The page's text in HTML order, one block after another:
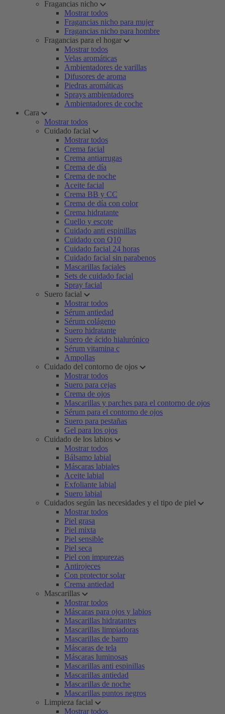
Fragancias nicho
Mostrar todos
Fragancias nicho para mujer
Fragancias nicho para hombre
Fragancias para el hogar
Mostrar todos
Velas aromáticas
Ambientadores de varillas
Difusores de aroma
Piedras aromáticas
Sprays ambientadores
Ambientadores de coche
Cara
Mostrar todos
Cuidado facial
Mostrar todos
Crema facial
Crema antiarrugas
Crema de día
Crema de noche
Aceite facial
Crema BB y CC
Crema de día con color
Crema hidratante
Cuello y escote
Cuidado anti espinillas
Cuidado con Q10
Cuidado facial 24 horas
Cuidado facial sin parabenos
Mascarillas faciales
Sets de cuidado facial
Spray facial
Suero facial
Mostrar todos
Sérum antiedad
Sérum colágeno
Suero hidratante
Suero de ácido hialurónico
Sérum vitamina c
Ampollas
Cuidado del contorno de ojos
Mostrar todos
Suero para cejas
Crema de ojos
Mascarillas y parches para el contorno de ojos
Sérum para el contorno de ojos
Suero para pestañas
Gel para los ojos
Cuidado de los labios
Mostrar todos
Bálsamo labial
Máscaras labiales
Aceite labial
Exfoliante labial
Suero labial
Cuidados según las necesidades y el tipo de piel
Mostrar todos
Piel grasa
Piel mixta
Piel sensible
Piel seca
Piel con impurezas
Antirojeces
Con protector solar
Crema antiedad
Mascarillas
Mostrar todos
Máscaras para ojos y labios
Mascarillas hidratantes
Mascarillas limpiadoras
Mascarillas de barro
Máscaras de tela
Máscaras luminosas
Mascarillas anti espinillas
Mascarillas antiedad
Mascarillas de noche
Mascarillas puntos negros
Limpieza facial
Mostrar todos